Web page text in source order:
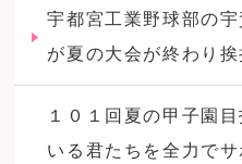
宇都宮工業野球部の
が夏の大会が終わり
１０１回夏の甲子園
いる君たちを全力で